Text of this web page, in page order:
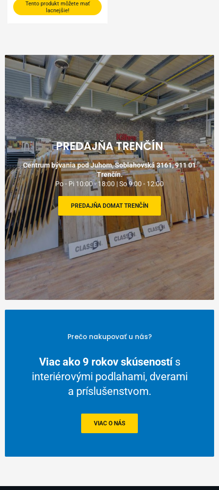
Tento produkt môžete mať
lacnejšie!
PREDAJŇA TRENČÍN
Centrum bývania pod Juhom, Soblahovská 3161, 911 01
Trenčín.
Po - Pi 10:00 - 18:00 | So 9:00 - 12:00
PREDAJŇA DOMAT TRENČÍN
Prečo nakupovať u nás?
Viac ako 9 rokov skúsenostís
interiérovými podlahami, dverami
a príslušenstvom.
VIAC O NÁS